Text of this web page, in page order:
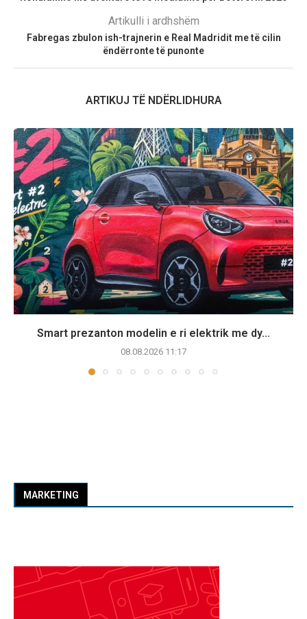
Artikulli i ardhshëm
Fabregas zbulon ish-trajnerin e Real Madridit me të cilin
ëndërronte të punonte
ARTIKUJ TË NDËRLIDHURA
Smart prezanton modelin e ri elektrik me dy...
08.08.2026 11:17
MARKETING